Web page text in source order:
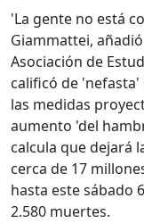
'La gente no está
Giammattei,
Asociación de
calificó de
las medidas
aumento 'del
calcula que dejará
cerca de 17
hasta este sábado
2.580 muertes.